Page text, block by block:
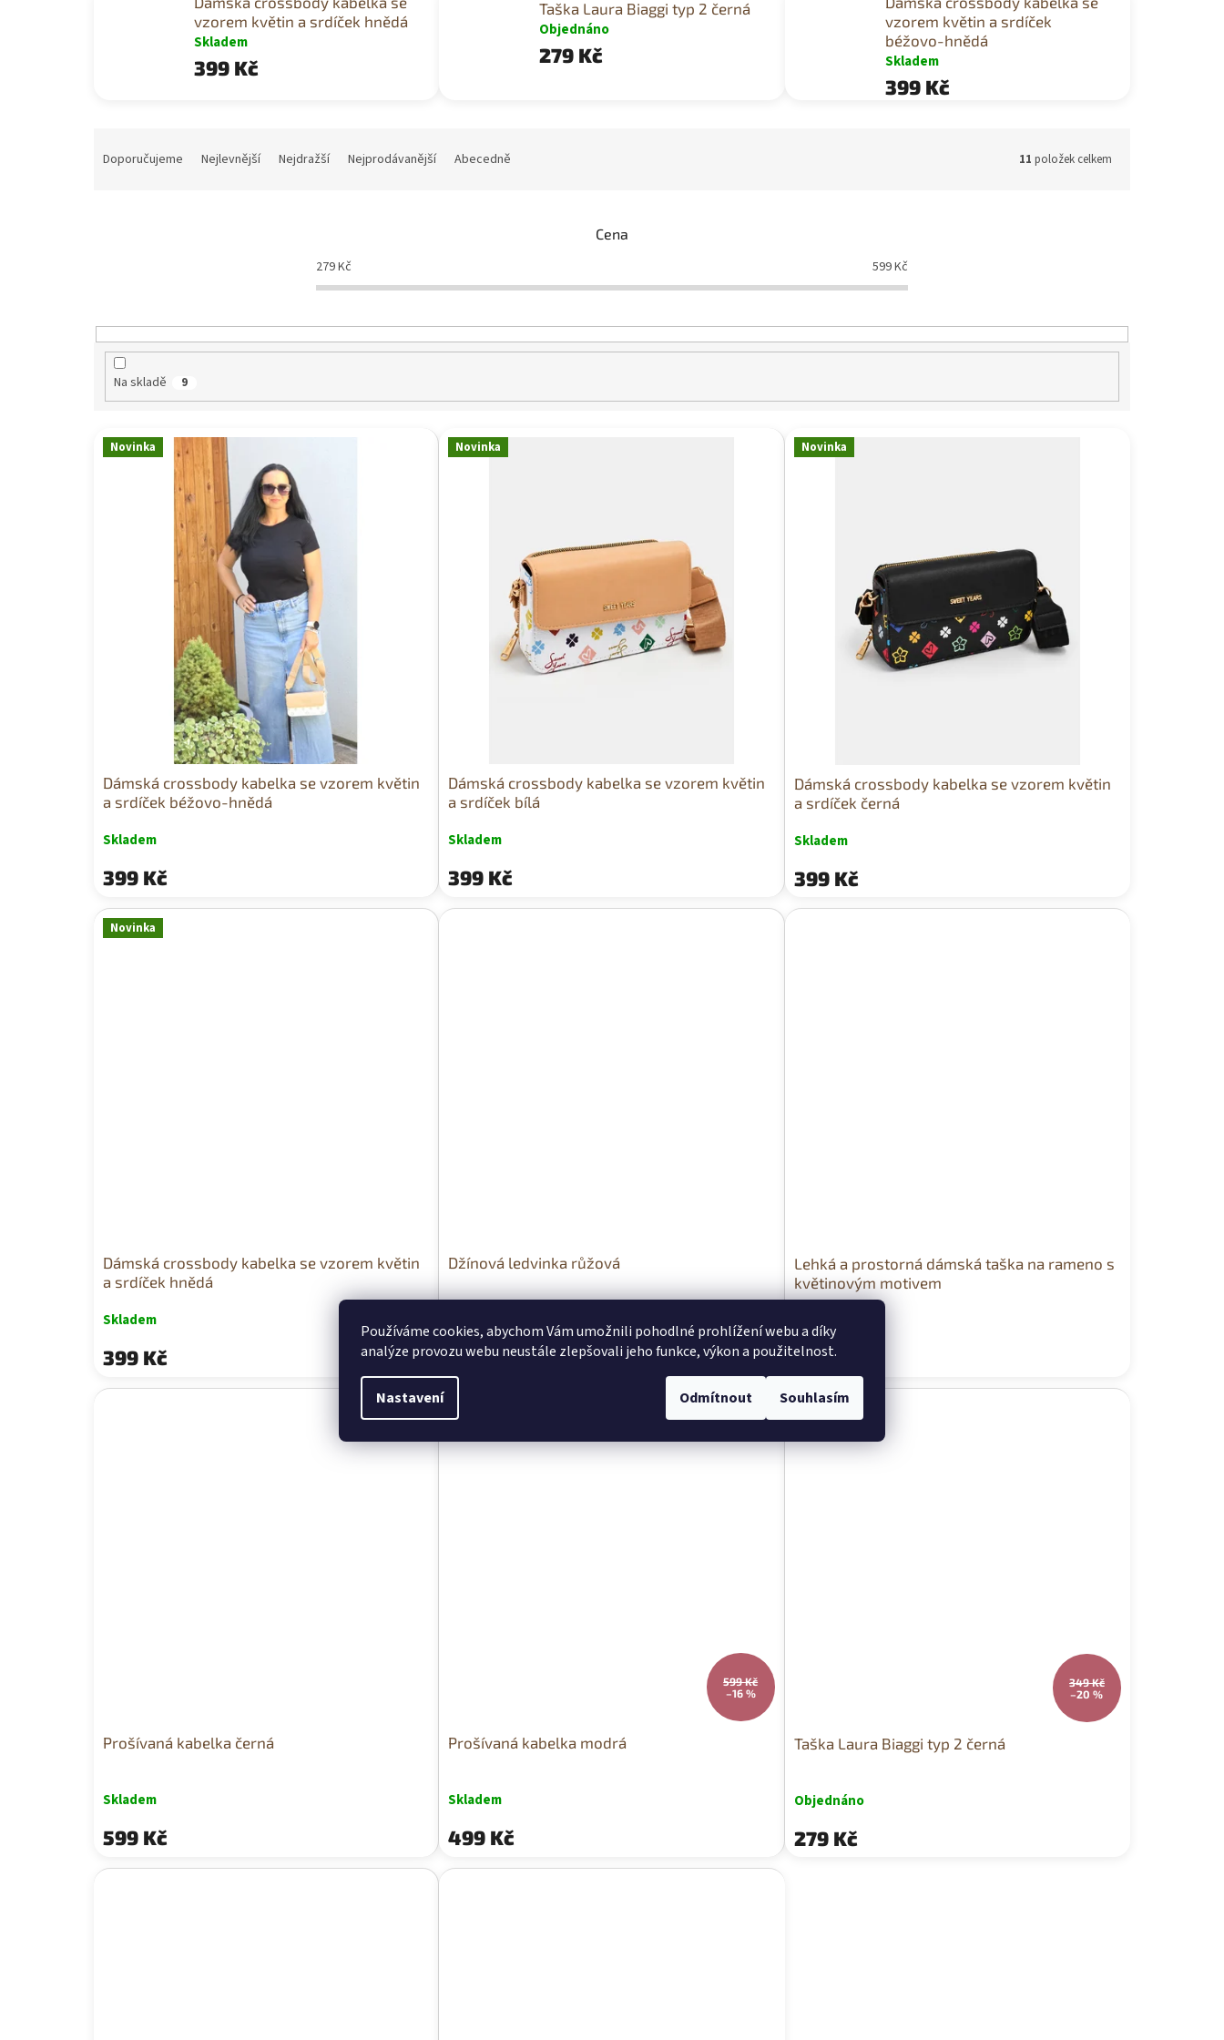
Používáme cookies, abychom Vám umožnili pohodlné prohlížení webu a díky
analýze provozu webu neustále zlepšovali jeho funkce, výkon a použitelnost.
Nastavení Odmítnout Souhlasím
vzorem květin a srdíček hnědá
Skladem
399 Kč
Taška Laura Biaggi typ 2 černá
Objednáno
279 Kč
vzorem květin a srdíček
béžovo-hnědá
Skladem
399 Kč
u
Doporučujeme Nejlevnější Nejdražší Nejprodávanější Abecedně 11 položek celkem
Cena
279Kč 599Kč
Na skladě 9
V Novinka
Dámská crossbody kabelka se vzorem květin
a srdíček béžovo-hnědá
Skladem
399 Kč
Novinka
Dámská crossbody kabelka se vzorem květin
a srdíček bílá
Skladem
399 Kč
Novinka
Dámská crossbody kabelka se vzorem květin
a srdíček černá
Skladem
399 Kč
Novinka
Dámská crossbody kabelka se vzorem květin
a srdíček hnědá
Skladem
399 Kč
Džínová ledvinka růžová
599 Kč
Lehká a prostorná dámská taška na rameno s
květinovým motivem
Skladem
299 Kč
Prošívaná kabelka černá
Skladem
599 Kč
599 Kč
–16 %
Prošívaná kabelka modrá
Skladem
499 Kč
Akce
349 Kč
–20 %
Taška Laura Biaggi typ 2 černá
Objednáno
279 Kč